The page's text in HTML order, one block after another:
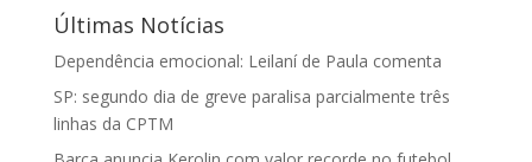
Últimas Notícias
Dependência emocional: Leilaní de Paula comenta
SP: segundo dia de greve paralisa parcialmente três
linhas da CPTM